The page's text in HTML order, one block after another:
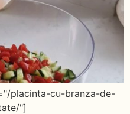
placinta-cu-branza-de-
"]